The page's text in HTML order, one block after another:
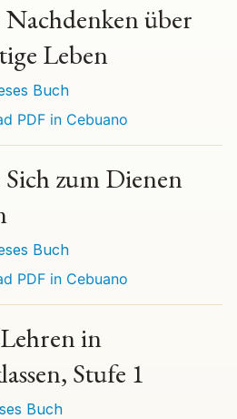
Nachdenken über
Leben
Buch
PDF in Cebuano
Sich zum Dienen
Buch
PDF in Cebuano
in
Stufe 1
Buch